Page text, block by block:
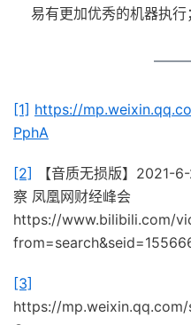
易有更加优秀的机器执行；
[1] https://
PphA
[2]
【音质无损版】2021-
察 凤凰网财经峰会
https://www.bilibili.com/
[3]
https://mp.weixin.qq.com/